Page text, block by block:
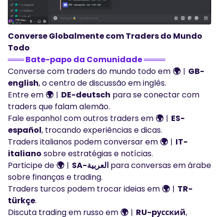
Converse Globalmente com Traders do Mundo
Todo
═══ Bate-papo da Comunidade ════
Converse com traders do mundo todo em 🌍︱GB-
english, o centro de discussão em inglês.
Entre em 🌍︱DE-deutsch para se conectar com
traders que falam alemão.
Fale espanhol com outros traders em 🌍︱ES-
español, trocando experiências e dicas.
Traders italianos podem conversar em 🌍︱IT-
italiano sobre estratégias e notícias.
Participe de
🌍︱SA-العربية para conversas em árabe
sobre finanças e trading.
Traders turcos podem trocar ideias em 🌍︱TR-
türkçe.
Discuta trading em russo em 🌍︱RU-pусский,